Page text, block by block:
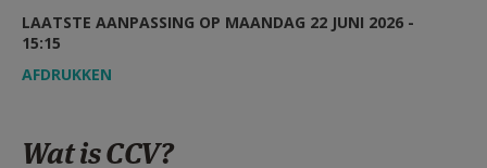
AANMELDEN OF REGISTREREN
LAATSTE AANPASSING OP MAANDAG 22 JUNI 2026 -
15:15
AFDRUKKEN
Wat is CCV?